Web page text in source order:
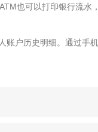
也可以打印银行流水
户历史明细。通过手机